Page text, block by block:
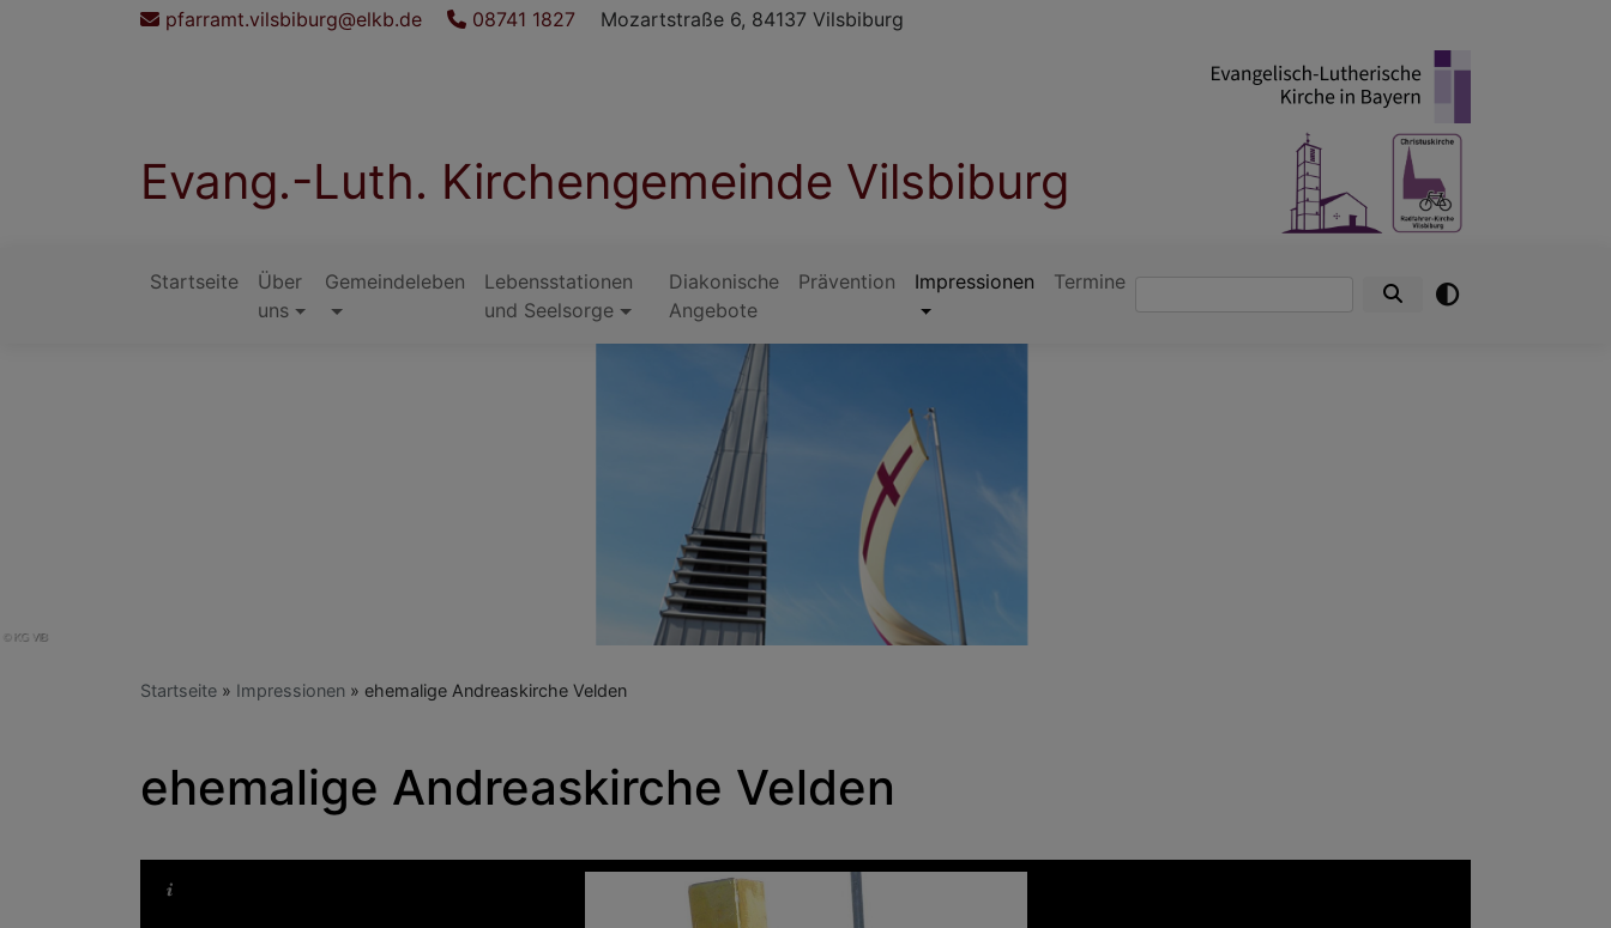
pfarramt.vilsbiburg@elkb.de 08741 1827 Mozartstraße 6, 84137 Vilsbiburg
Evang.-Luth. Kirchengemeinde Vilsbiburg
Hauptnavigation
Startseite
Über
uns
Gemeindeleben
Lebensstationen
und Seelsorge
Diakonische
Angebote
Prävention Impressionen TermineSuche
Startseite Impressionen ehemalige Andreaskirche Velden
ehemalige Andreaskirche Velden